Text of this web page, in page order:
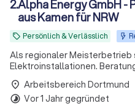
2.Alpha Energy GmbH
aus Kamen für NRW
local_offer Persönlich & Verlässlich
Als regionaler Meisterbetrieb
Elektroinstallationen.
place Arbeitsbereich Dortmund
timelapse Vor 1 Jahr gegründet